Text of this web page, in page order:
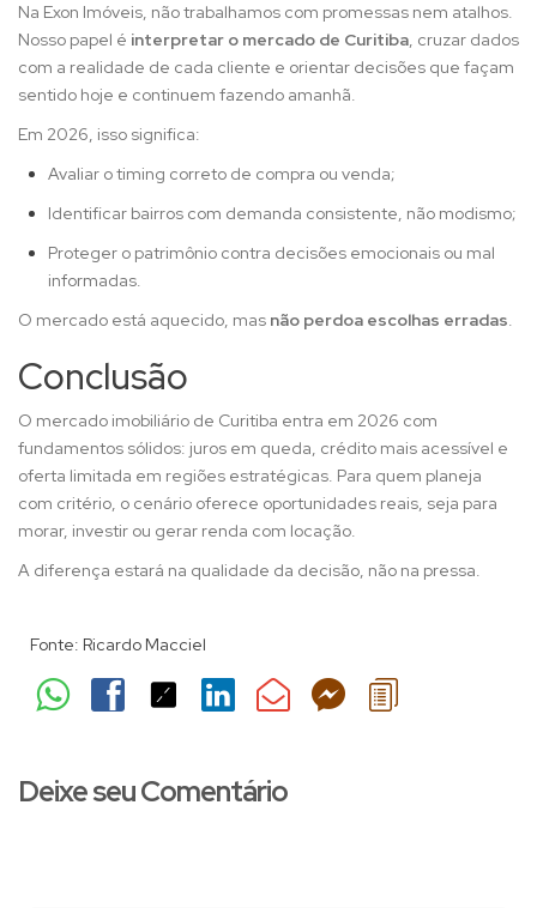
Na Exon Imóveis, não trabalhamos com promessas nem atalhos.
Nosso papel é interpretar o mercado de Curitiba, cruzar dados
com a realidade de cada cliente e orientar decisões que façam
sentido hoje e continuem fazendo amanhã.
Em 2026, isso significa:
Avaliar o timing correto de compra ou venda;
Identificar bairros com demanda consistente, não modismo;
Proteger o patrimônio contra decisões emocionais ou mal
informadas.
O mercado está aquecido, mas não perdoa escolhas erradas.
Conclusão
O mercado imobiliário de Curitiba entra em 2026 com
fundamentos sólidos: juros em queda, crédito mais acessível e
oferta limitada em regiões estratégicas. Para quem planeja
com critério, o cenário oferece oportunidades reais, seja para
morar, investir ou gerar renda com locação.
A diferença estará na qualidade da decisão, não na pressa.
Fonte: Ricardo Macciel
Deixe seu Comentário